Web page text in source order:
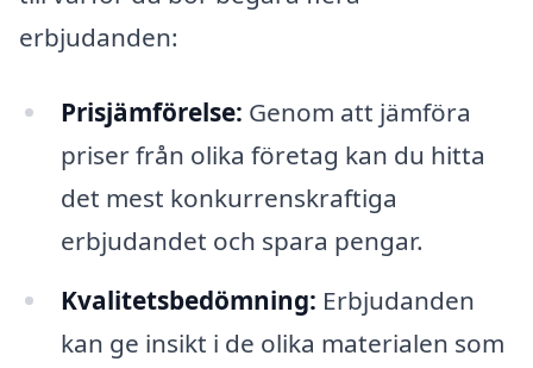
erbjudanden:
Prisjämförelse: Genom att jämföra
priser från olika företag kan du hitta
det mest konkurrenskraftiga
erbjudandet och spara pengar.
Kvalitetsbedömning: Erbjudanden
kan ge insikt i de olika materialen som